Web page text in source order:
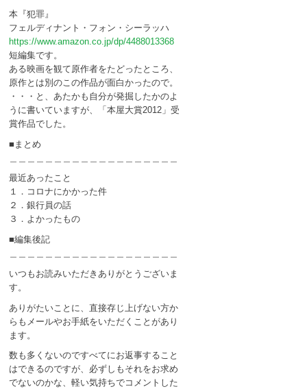
本『犯罪』
フェルディナント・フォン・シーラッハ
https://www.amazon.co.jp/dp/4488013368
短編集です。
ある映画を観て原作者をたどったところ、
原作とは別のこの作品が面白かったので。
・・・と、あたかも自分が発掘したかのよ
うに書いていますが、「本屋大賞2012」受
賞作品でした。
■まとめ
最近あったこと
１．コロナにかかった件
２．銀行員の話
３．よかったもの
■編集後記
いつもお読みいただきありがとうございま
す。
ありがたいことに、直接存じ上げない方か
らもメールやお手紙をいただくことがあり
ます。
数も多くないのですべてにお返事すること
はできるのですが、必ずしもそれをお求め
でないのかな、軽い気持ちでコメントした